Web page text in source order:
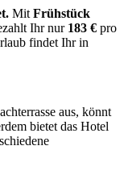
Mit Frühstück
Ihr nur 183 € pro
findet Ihr in
aus, könnt
bietet das Hotel